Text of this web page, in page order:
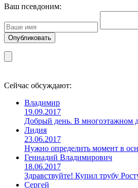
Ваш псевдоним:
Сейчас обсуждают:
Владимир
19.09.2017
Добрый день. В многоэтажном
Лидия
23.06.2017
Нужно определить момент в
Геннадий Владимирович
18.06.2017
Здравствуйте! Купил трубу
Сергей